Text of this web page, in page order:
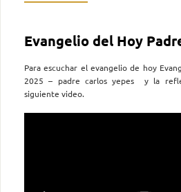
Evangelio del Hoy
Para escuchar el evangelio de hoy
2025 – padre carlos yepes y la
siguiente video.